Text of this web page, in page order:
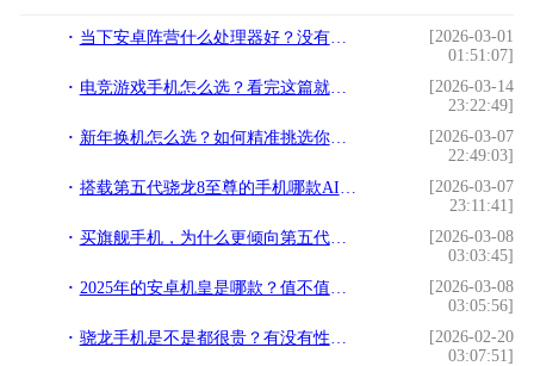
当下安卓阵营什么处理器好？没有最完美，只有更实用
[2026-03-01
01:51:07]
电竞游戏手机怎么选？看完这篇就有答案了
[2026-03-14
23:22:49]
新年换机怎么选？如何精准挑选你的“本命旗舰”？
[2026-03-07
22:49:03]
搭载第五代骁龙8至尊的手机哪款AI体验最好？
[2026-03-07
23:11:41]
买旗舰手机，为什么更倾向第五代骁龙8至尊版机型？
[2026-03-08
03:03:45]
2025年的安卓机皇是哪款？值不值得买？
[2026-03-08
03:05:56]
骁龙手机是不是都很贵？有没有性价比高的骁龙旗舰呢？
[2026-02-20
03:07:51]